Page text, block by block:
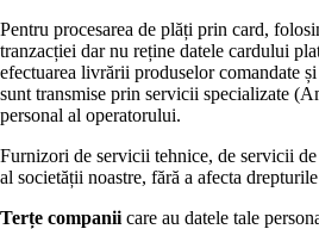
Pentru procesarea de plăți prin card,
tranzacției dar nu reține datele cardului
efectuarea livrării produselor comandate
sunt transmise prin servicii specializate
personal al operatorului.
Furnizori de servicii tehnice, de servicii
al societății noastre, fără a afecta
Terțe companii care au datele tale